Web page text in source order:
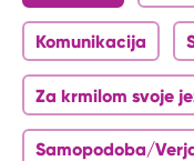
Komunikacija
Za krmilom svoje
Samopodoba/